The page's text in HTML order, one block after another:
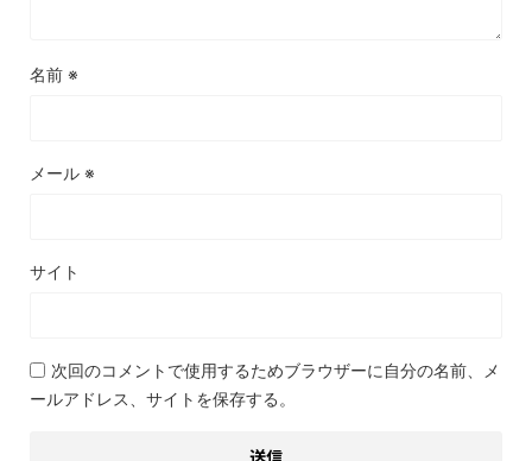
名前 ※
メール ※
サイト
次回のコメントで使用するためブラウザーに自分の名前、メ
ールアドレス、サイトを保存する。